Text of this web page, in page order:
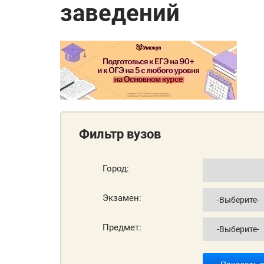
заведений
Фильтр вузов
Город:
Экзамен:
Предмет: